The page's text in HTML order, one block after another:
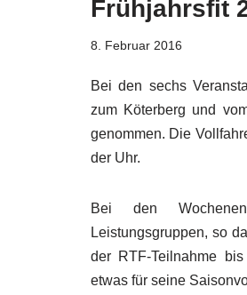
Frühjahrsfit
8. Februar 2016
Bei den sechs
zum Köterberg und
genommen. Die
der Uhr.
Bei den
Leistungsgruppen, so
der RTF-Teilnahme
etwas für seine